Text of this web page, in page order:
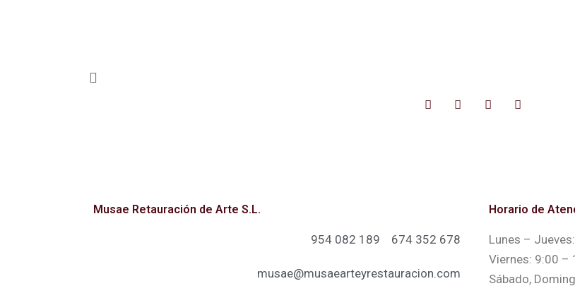
Musae Retauración de Arte S.L.
954 082 189 674 352 678
musae@musaearteyrestauracion.com
Horario de
Lunes –
Viernes: 9:00 –
Sábado,